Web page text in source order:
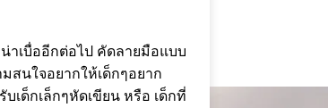
าเบื่ออีกต่อไป คัดลายมือแบบ
สนใจอยากให้เด็กๆอยาก
บเด็กเล็กๆหัดเขียน หรือ เด็กที่